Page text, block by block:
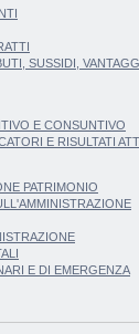
SUSSIDI, VANTAGGI
E CONSUNTIVO
E RISULTATI
PATRIMONIO
E DI EMERGENZA